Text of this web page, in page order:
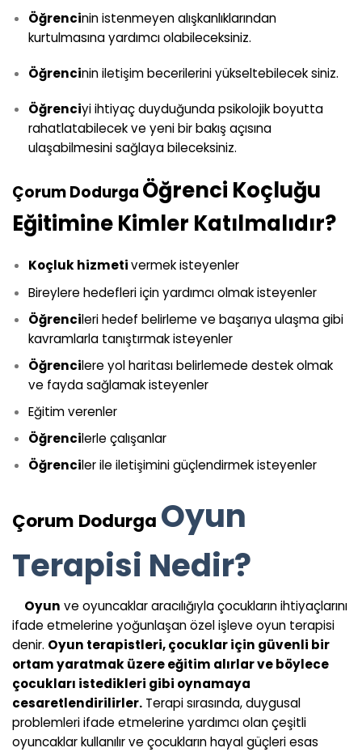
Öğrencinin istenmeyen alışkanlıklarından
kurtulmasına yardımcı olabileceksiniz.
Öğrencinin iletişim becerilerini yükseltebilecek siniz.
Öğrenciyi ihtiyaç duyduğunda psikolojik boyutta
rahatlatabilecek ve yeni bir bakış açısına
ulaşabilmesini sağlaya bileceksiniz.
Çorum Dodurga Öğrenci Koçluğu
Eğitimine Kimler Katılmalıdır?
Koçluk hizmetivermek isteyenler
Bireylere hedefleri için yardımcı olmak isteyenler
Öğrencileri hedef belirleme ve başarıya ulaşma gibi
kavramlarla tanıştırmak isteyenler
Öğrencilere yol haritası belirlemede destek olmak
ve fayda sağlamak isteyenler
Eğitim verenler
Öğrencilerle çalışanlar
Öğrenciler ile iletişimini güçlendirmek isteyenler
Çorum Dodurga Oyun
Terapisi Nedir?
Oyun ve oyuncaklar aracılığıyla çocukların ihtiyaçlarını
ifade etmelerine yoğunlaşan özel işleve oyun terapisi
denir. Oyun terapistleri, çocuklar için güvenli bir
ortam yaratmak üzere eğitim alırlar ve böylece
çocukları istedikleri gibi oynamaya
cesaretlendirilirler. Terapi sırasında, duygusal
problemleri ifade etmelerine yardımcı olan çeşitli
oyuncaklar kullanılır ve çocukların hayal güçleri esas